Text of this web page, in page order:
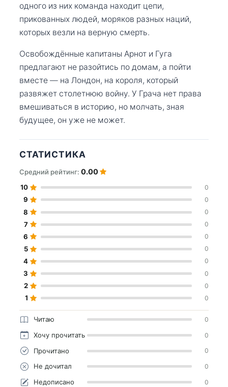
одного из них команда находит цепи,
прикованных людей, моряков разных наций,
которых везли на верную смерть.
Освобождённые капитаны Арнот и Гуга
предлагают не разойтись по домам, а пойти
вместе — на Лондон, на короля, который
развяжет столетнюю войну. У Грача нет права
вмешиваться в историю, но молчать, зная
будущее, он уже не может.
СТАТИСТИКА
Средний рейтинг: 0.00
10 0
9 0
8 0
7 0
6 0
5 0
4 0
3 0
2 0
1 0
Читаю 0
Хочу прочитать 0
Прочитано 0
Не дочитал 0
Недописано 0